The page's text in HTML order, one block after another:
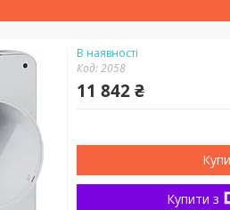
В наявності
Код:2058
11 842 ₴
Купити з